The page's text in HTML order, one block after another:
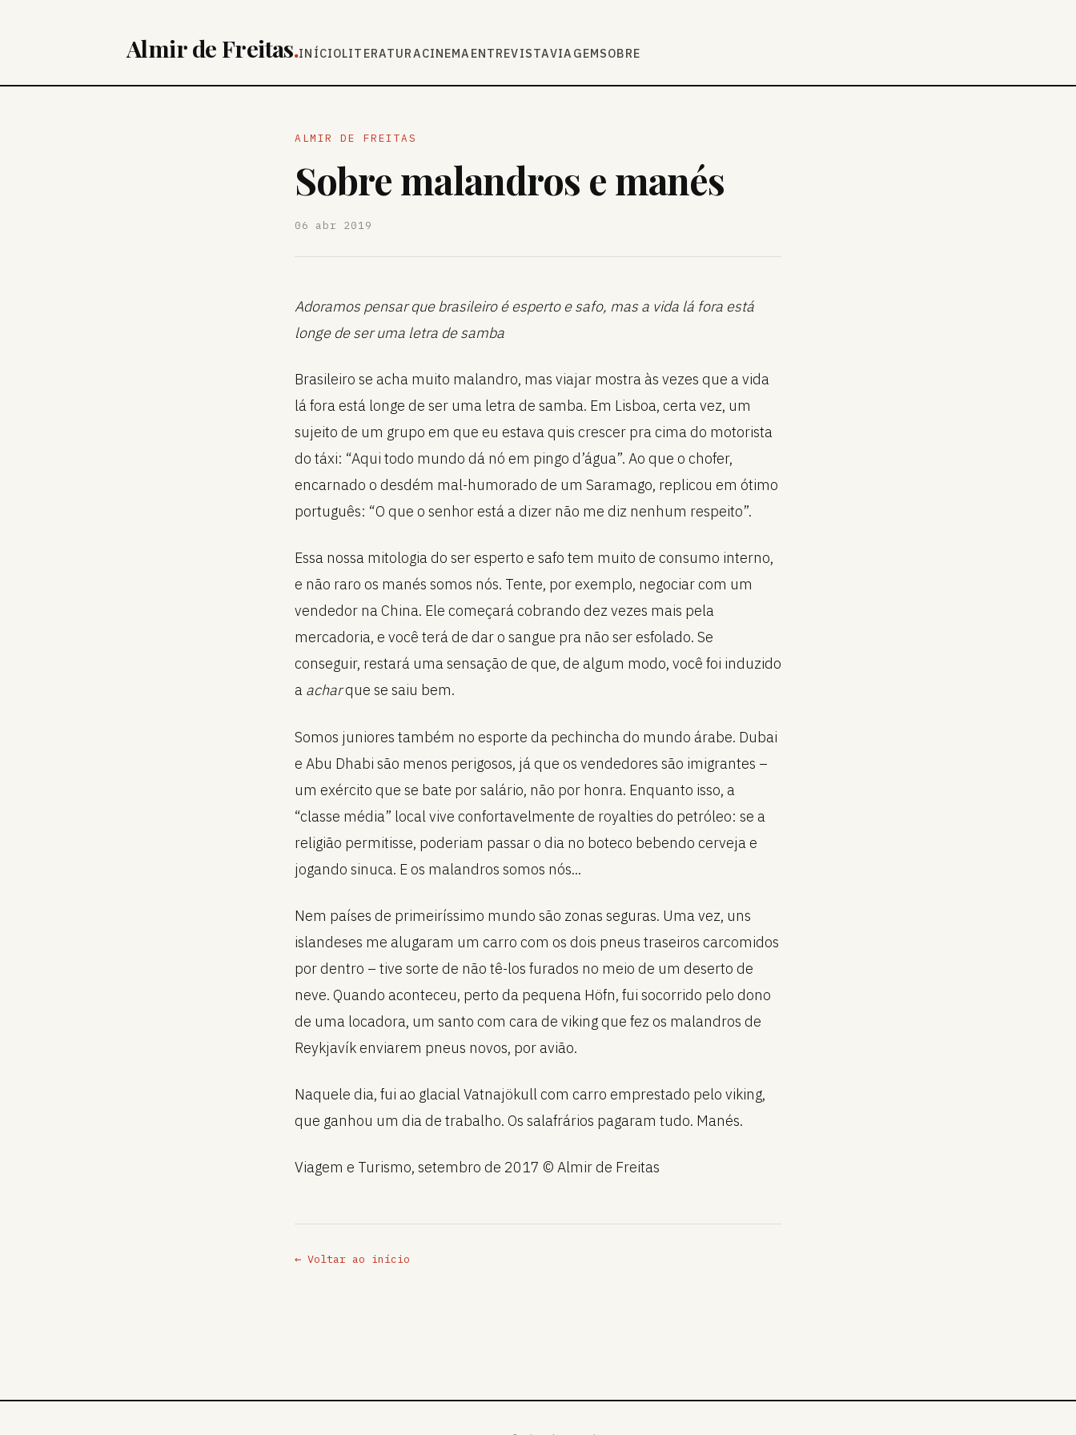
Almir de Freitas.INÍCIOLITERATURACINEMA ENTREVISTAVIAGEMSOBRE
ALMIR DE FREITAS
Sobre malandros e manés
06 abr 2019
Adoramos pensar que brasileiro é esperto e safo, mas a vida lá fora está
longe de ser uma letra de samba
Brasileiro se acha muito malandro, mas viajar mostra às vezes que a vida
lá fora está longe de ser uma letra de samba. Em Lisboa, certa vez, um
sujeito de um grupo em que eu estava quis crescer pra cima do motorista
do táxi: “Aqui todo mundo dá nó em pingo d’água”. Ao que o chofer,
encarnado o desdém mal-humorado de um Saramago, replicou em ótimo
português: “O que o senhor está a dizer não me diz nenhum respeito”.
Essa nossa mitologia do ser esperto e safo tem muito de consumo interno,
e não raro os manés somos nós. Tente, por exemplo, negociar com um
vendedor na China. Ele começará cobrando dez vezes mais pela
mercadoria, e você terá de dar o sangue pra não ser esfolado. Se
conseguir, restará uma sensação de que, de algum modo, você foi induzido
a acharque se saiu bem.
Somos juniores também no esporte da pechincha do mundo árabe. Dubai
e Abu Dhabi são menos perigosos, já que os vendedores são imigrantes –
um exército que se bate por salário, não por honra. Enquanto isso, a
“classe média” local vive confortavelmente de royalties do petróleo: se a
religião permitisse, poderiam passar o dia no boteco bebendo cerveja e
jogando sinuca. E os malandros somos nós...
Nem países de primeiríssimo mundo são zonas seguras. Uma vez, uns
islandeses me alugaram um carro com os dois pneus traseiros carcomidos
por dentro – tive sorte de não tê-los furados no meio de um deserto de
neve. Quando aconteceu, perto da pequena Höfn, fui socorrido pelo dono
de uma locadora, um santo com cara de viking que fez os malandros de
Reykjavík enviarem pneus novos, por avião.
Naquele dia, fui ao glacial Vatnajökull com carro emprestado pelo viking,
que ganhou um dia de trabalho. Os salafrários pagaram tudo. Manés.
Viagem e Turismo, setembro de 2017 © Almir de Freitas
← Voltar ao início